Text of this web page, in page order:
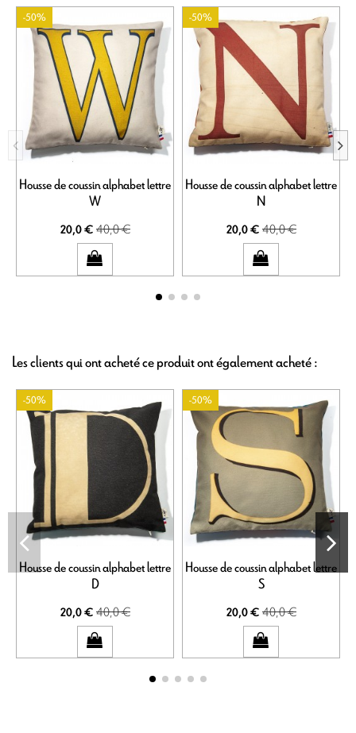
-50%
Housse de coussin alphabet lettre
W
20,0 €40,0 €
-50%
Housse de coussin alphabet lettre
N
20,0 €40,0 €
Les clients qui ont acheté ce produit ont également acheté :
-50%
Housse de coussin alphabet lettre
D
20,0 €40,0 €
-50%
Housse de coussin alphabet lettre
S
20,0 €40,0 €